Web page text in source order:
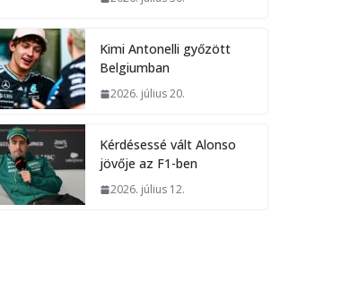
Kimi Antonelli győzött
Belgiumban
2026. július 20.
Kérdésessé vált Alonso
jövője az F1-ben
2026. július 12.